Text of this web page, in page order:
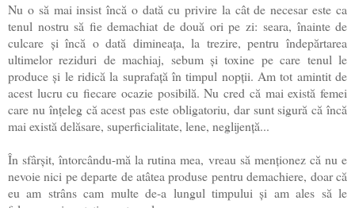
Nu o să mai insist încă o dată cu privire la cât de necesar este ca
tenul nostru să fie demachiat de două ori pe zi: seara, înainte de
culcare și încă o dată dimineața, la trezire, pentru îndepărtarea
ultimelor reziduri de machiaj, sebum și toxine pe care tenul le
produce și le ridică la suprafață în timpul nopții. Am tot amintit de
acest lucru cu fiecare ocazie posibilă. Nu cred că mai există femei
care nu înțeleg că acest pas este obligatoriu, dar sunt sigură că încă
mai există delăsare, superficialitate, lene, neglijență...
În sfârșit, întorcându-mă la rutina mea, vreau să menționez că nu e
nevoie nici pe departe de atâtea produse pentru demachiere, doar că
eu am strâns cam multe de-a lungul timpului și am ales să le